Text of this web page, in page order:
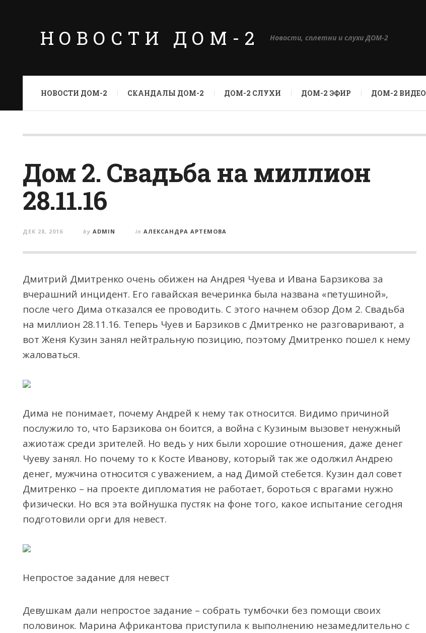
НОВОСТИ ДОМ-2 Новости, сплетни и слухи ДОМ-2
НОВОСТИ ДОМ-2 СКАНДАЛЫ ДОМ-2 ДОМ-2 СЛУХИ ДОМ-2 ЭФИР ДОМ-2 ВИДЕО
Дом 2. Свадьба на миллион
28.11.16
ДЕК 28, 2016 by ADMIN in АЛЕКСАНДРА АРТЕМОВА
Дмитрий Дмитренко очень обижен на Андрея Чуева и Ивана Барзикова за
вчерашний инцидент. Его гавайская вечеринка была названа «петушиной»,
после чего Дима отказался ее проводить. С этого начнем обзор Дом 2. Свадьба
на миллион 28.11.16. Теперь Чуев и Барзиков с Дмитренко не разговаривают, а
вот Женя Кузин занял нейтральную позицию, поэтому Дмитренко пошел к нему
жаловаться.
Дима не понимает, почему Андрей к нему так относится. Видимо причиной
послужило то, что Барзикова он боится, а война с Кузиным вызовет ненужный
ажиотаж среди зрителей. Но ведь у них были хорошие отношения, даже денег
Чуеву занял. Но почему то к Косте Иванову, который так же одолжил Андрею
денег, мужчина относится с уважением, а над Димой стебется. Кузин дал совет
Дмитренко – на проекте дипломатия не работает, бороться с врагами нужно
физически. Но вся эта войнушка пустяк на фоне того, какое испытание сегодня
подготовили орги для невест.
Непростое задание для невест
Девушкам дали непростое задание – собрать тумбочки без помощи своих
половинок. Марина Африкантова приступила к выполнению незамедлительно с